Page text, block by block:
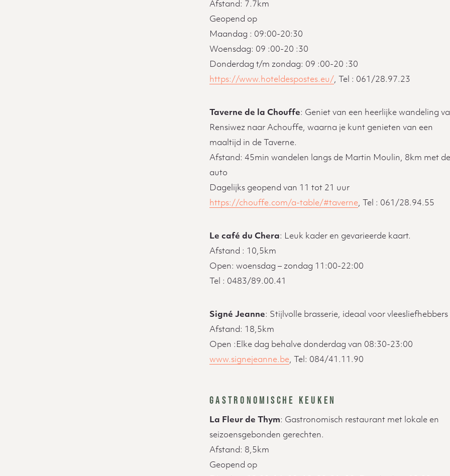
Afstand: 7.7km
Geopend op
Maandag : 09:00-20:30
Woensdag: 09 :00-20 :30
Donderdag t/m zondag: 09 :00-20 :30
https://www.hoteldespostes.eu/, Tel : 061/28.97.23
Taverne de la Chouffe: Geniet van een heerlijke wandeling
Rensiwez naar Achouffe, waarna je kunt genieten van een
maaltijd in de Taverne.
Afstand: 45min wandelen langs de Martin Moulin, 8km met
auto
Dagelijks geopend van 11 tot 21 uur
https://chouffe.com/a-table/#taverne, Tel : 061/28.94.55
Le café du Chera: Leuk kader en gevarieerde kaart.
Afstand : 10,5km
Open: woensdag – zondag 11:00-22:00
Tel : 0483/89.00.41
Signé Jeanne: Stijlvolle brasserie, ideaal voor vleesliefhebbers
Afstand: 18,5km
Open :Elke dag behalve donderdag van 08:30-23:00
www.signejeanne.be, Tel: 084/41.11.90
GASTRONOMISCHE KEUKEN
La Fleur de Thym: Gastronomisch restaurant met lokale en
seizoensgebonden gerechten.
Afstand: 8,5km
Geopend op